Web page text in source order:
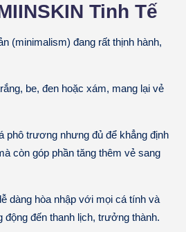
Tinh Tế
(minimalism) đang rất thịnh hành,
be, đen hoặc xám, mang lại vẻ
trương nhưng đủ để khẳng định
còn góp phần tăng thêm vẻ sang
dàng hòa nhập với mọi cá tính và
đến thanh lịch, trưởng thành.